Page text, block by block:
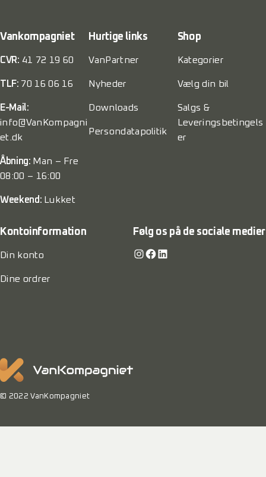
Vankompagniet
CVR: 41 72 19 60
TLF: 70 16 06 16
E-Mail:
info@VanKompagni
et.dk
Åbning: Man – Fre
08:00 – 16:00
Weekend: Lukket
Hurtige links
VanPartner
Nyheder
Downloads
Persondatapolitik
Shop
Kategorier
Vælg din bil
Salgs &
Leveringsbetingels
er
Kontoinformation
Din konto
Dine ordrer
Følg os på de sociale medier
Instagram Facebook LinkedIn
© 2022 VanKompagniet